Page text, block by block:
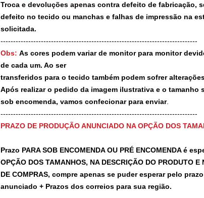
Troca e devoluções apenas contra defeito de fabricação,
defeito no tecido ou manchas e falhas de impressão na
solicitada.
------------------------------------------------------------------------------
Obs: As cores podem variar de monitor para monitor
de cada um. Ao ser
transferidos para o tecido também podem sofrer
Após realizar o pedido da imagem ilustrativa e o tamanho
sob encomenda, vamos confecionar para enviar.
------------------------------------------------------------------------------
PRAZO DE PRODUÇÃO ANUNCIADO NA OPÇÃO DOS
Prazo PARA SOB ENCOMENDA OU PRÉ ENCOMENDA é
OPÇÃO DOS TAMANHOS, NA DESCRIÇÃO DO PRODUTO E
DE COMPRAS, compre apenas se puder esperar pelo
anunciado + Prazos dos correios para sua região.